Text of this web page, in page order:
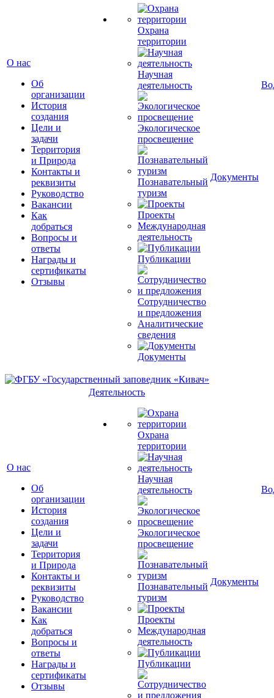
О нас
Об
организации
История
создания
Цели и
задачи
Территория
и Природа
Контакты и
реквизиты
Руководство
Вакансии
Как
добраться
Вопросы и
ответы
Награды и
сертификаты
Отзывы
Охрана
территории
Научная
деятельность
Экологическое
просвещение
Познавательный
туризм
Проекты
Международная
деятельность
Публикации
Сотрудничество
и предложения
Аналитические
сведения
Документы
Документы
О нас
Об
организации
История
создания
Цели и
задачи
Территория
и Природа
Контакты и
реквизиты
Руководство
Вакансии
Как
добраться
Вопросы и
ответы
Награды и
сертификаты
Отзывы
Деятельность
Охрана
территории
Научная
деятельность
Экологическое
просвещение
Познавательный
туризм
Проекты
Международная
деятельность
Публикации
Документы